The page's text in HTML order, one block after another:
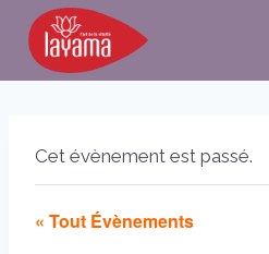
Aller
contenu
Cet évènement est passé.
« Tout Évènements